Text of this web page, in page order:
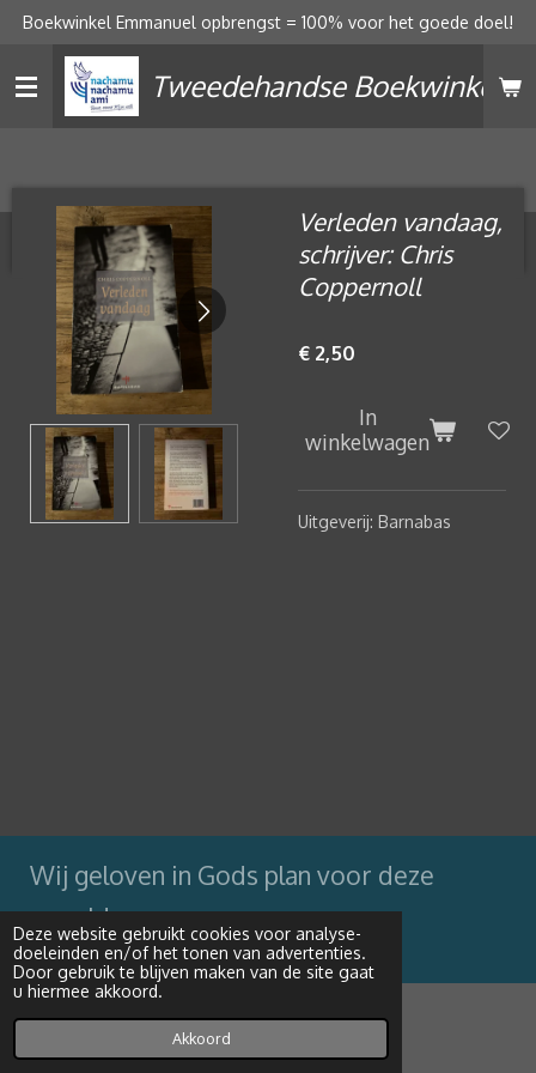
Deze website gebruikt cookies voor analyse-
doeleinden en/of het tonen van advertenties.
Door gebruik te blijven maken van de site gaat
u hiermee akkoord.
Akkoord
Ga
naar
hoofdinhoud
Tweedehandse Boekwinkel
Boekwinkel Emmanuel opbrengst = 100% voor het goede doel!
Verleden vandaag,
schrijver: Chris
Coppernoll
€ 2,50
In
winkelwagen
Uitgeverij: Barnabas
Wij geloven in Gods plan voor deze
wereld
Powered byJouwWeb